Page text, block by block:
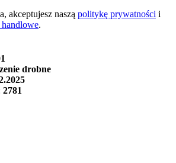
akceptujesz naszą politykę prywatności i
.
drobne
2781